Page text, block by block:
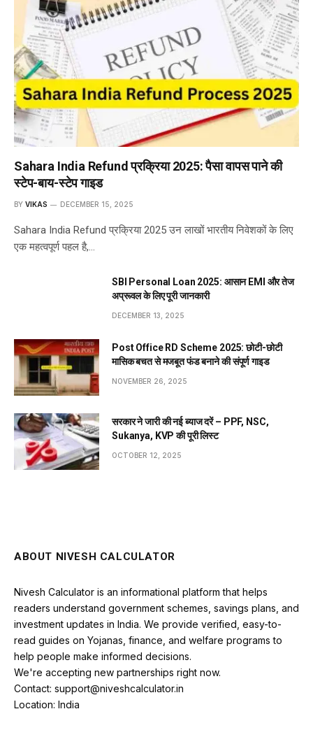
Sahara India Refund प्रक्रिया 2025: पैसा वापस पाने की
स्टेप-बाय-स्टेप गाइड
BY VIKAS DECEMBER 15, 2025
Sahara India Refund प्रक्रिया 2025 उन लाखों भारतीय निवेशकों के लिए
एक महत्वपूर्ण पहल है,…
SBI Personal Loan 2025: आसान EMI और तेज
अप्रूवल के लिए पूरी जानकारी
DECEMBER 13, 2025
Post Office RD Scheme 2025: छोटी-छोटी
मासिक बचत से मजबूत फंड बनाने की संपूर्ण गाइड
NOVEMBER 26, 2025
सरकार ने जारी की नई ब्याज दरें – PPF, NSC,
Sukanya, KVP की पूरी लिस्ट
OCTOBER 12, 2025
ABOUT NIVESH CALCULATOR
Nivesh Calculator is an informational platform that helps
readers understand government schemes, savings plans, and
investment updates in India. We provide verified, easy-to-
read guides on Yojanas, finance, and welfare programs to
help people make informed decisions.
We're accepting new partnerships right now.
Contact: support@niveshcalculator.in
Location: India